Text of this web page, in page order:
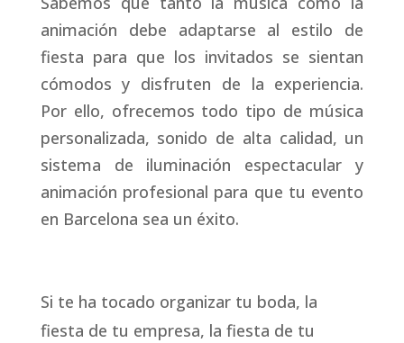
Servicios
Djs
Blog
AHORA!
animación debe adaptarse al estilo de
fiesta para que los invitados se sientan
cómodos y disfruten de la experiencia.
Por ello, ofrecemos todo tipo de música
personalizada, sonido de alta calidad, un
sistema de iluminación espectacular y
animación profesional para que tu evento
en Barcelona sea un éxito.
Si te ha tocado organizar tu boda, la
fiesta de tu empresa, la fiesta de tu